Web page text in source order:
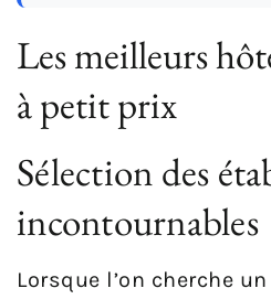
Les meilleurs
à petit prix
Sélection des
incontournables
Lorsque l’on cherche